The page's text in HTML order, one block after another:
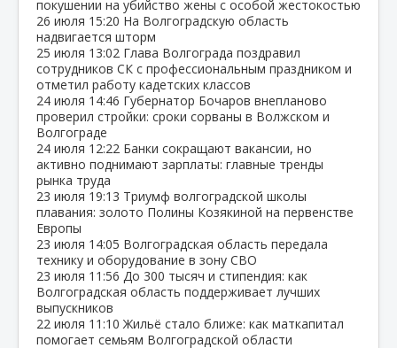
покушении на убийство жены с особой жестокостью
26 июля 15:20 На Волгоградскую область
надвигается шторм
25 июля 13:02 Глава Волгограда поздравил
сотрудников СК с профессиональным праздником и
отметил работу кадетских классов
24 июля 14:46 Губернатор Бочаров внепланово
проверил стройки: сроки сорваны в Волжском и
Волгограде
24 июля 12:22 Банки сокращают вакансии, но
активно поднимают зарплаты: главные тренды
рынка труда
23 июля 19:13 Триумф волгоградской школы
плавания: золото Полины Козякиной на первенстве
Европы
23 июля 14:05 Волгоградская область передала
технику и оборудование в зону СВО
23 июля 11:56 До 300 тысяч и стипендия: как
Волгоградская область поддерживает лучших
выпускников
22 июля 11:10 Жильё стало ближе: как маткапитал
помогает семьям Волгоградской области